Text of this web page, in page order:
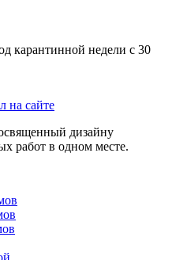
карантинной недели c 30
на сайте
дизайну
работ в одном месте.